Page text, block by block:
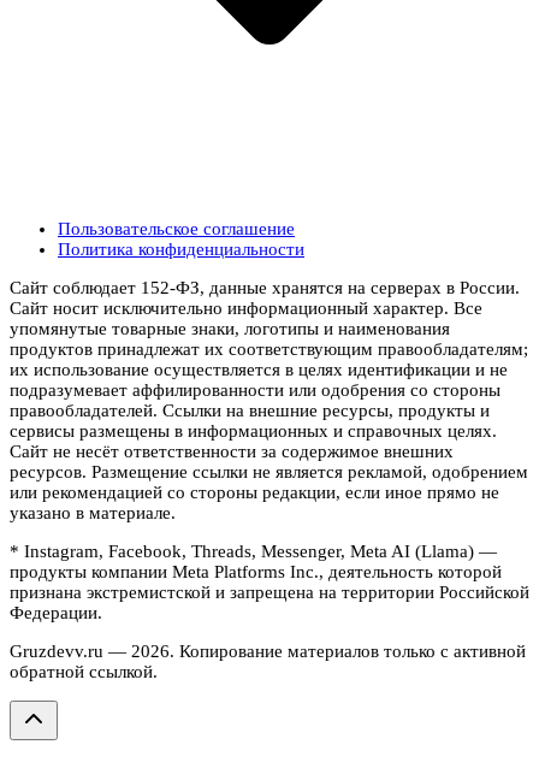
Пользовательское соглашение
Политика конфиденциальности
Сайт соблюдает 152-ФЗ, данные хранятся на серверах в России.
Сайт носит исключительно информационный характер. Все
упомянутые товарные знаки, логотипы и наименования
продуктов принадлежат их соответствующим правообладателям;
их использование осуществляется в целях идентификации и не
подразумевает аффилированности или одобрения со стороны
правообладателей. Ссылки на внешние ресурсы, продукты и
сервисы размещены в информационных и справочных целях.
Сайт не несёт ответственности за содержимое внешних
ресурсов. Размещение ссылки не является рекламой, одобрением
или рекомендацией со стороны редакции, если иное прямо не
указано в материале.
* Instagram, Facebook, Threads, Messenger, Meta AI (Llama) —
продукты компании Meta Platforms Inc., деятельность которой
признана экстремистской и запрещена на территории Российской
Федерации.
Gruzdevv.ru — 2026. Копирование материалов только с активной
обратной ссылкой.